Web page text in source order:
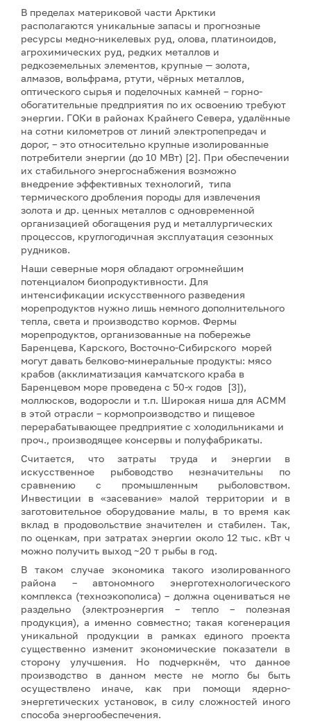
В пределах материковой части Арктики
располагаются уникальные запасы и прогнозные
ресурсы медно-никелевых руд, олова, платиноидов,
агрохимических руд, редких металлов и
редкоземельных элементов, крупные — золота,
алмазов, вольфрама, ртути, чёрных металлов,
оптического сырья и поделочных камней – горно-
обогатительные предприятия по их освоению требуют
энергии. ГОКи в районах Крайнего Севера, удалённые
на сотни километров от линий электропепредач и
дорог, – это относительно крупные изолированные
потребители энергии (до 10 МВт) [2]. При обеспечении
их стабильного энергоснабжения возможно
внедрение эффективных технологий, типа
термического дробления породы для извлечения
золота и др. ценных металлов с одновременной
организацией обогащения руд и металлургических
процессов, круглогодичная эксплуатация сезонных
рудников.
Наши северные моря обладают огромнейшим
потенциалом биопродуктивности. Для
интенсификации искусственного разведения
морепродуктов нужно лишь немного дополнительного
тепла, света и производство кормов. Фермы
морепродуктов, организованные на побережье
Баренцева, Карского, Восточно-Сибирского морей
могут давать белково-минеральные продукты: мясо
крабов (акклиматизация камчатского краба в
Баренцевом море проведена с 50-х годов [3]),
моллюсков, водоросли и т.п. Широкая ниша для АСММ
в этой отрасли – кормопроизводство и пищевое
перерабатывающее предприятие с холодильниками и
проч., производящее консервы и полуфабрикаты.
Считается, что затраты труда и энергии в
искусственное рыбоводство незначительны по
сравнению с промышленным рыболовством.
Инвестиции в «засевание» малой территории и в
заготовительное оборудование малы, в то время как
вклад в продовольствие значителен и стабилен. Так,
по оценкам, при затратах энергии около 12 тыс. кВт ч
можно получить выход ~20 т рыбы в год.
В таком случае экономика такого изолированного
района – автономного энерготехнологического
комплекса (техноэкополиса) – должна оцениваться не
раздельно (электроэнергия – тепло – полезная
продукция), а именно совместно; такая когенерация
уникальной продукции в рамках единого проекта
существенно изменит экономические показатели в
сторону улучшения. Но подчеркнём, что данное
производство в данном месте не могло бы быть
осуществлено иначе, как при помощи ядерно-
энергетических установок, в силу сложностей иного
способа энергообеспечения.